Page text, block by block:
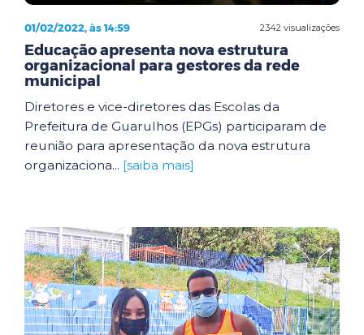
2342 visualizações
01/02/2022, às 14:59
Educação apresenta nova estrutura
organizacional para gestores da rede
municipal
Diretores e vice-diretores das Escolas da
Prefeitura de Guarulhos (EPGs) participaram de
reunião para apresentação da nova estrutura
organizaciona... [saiba mais]